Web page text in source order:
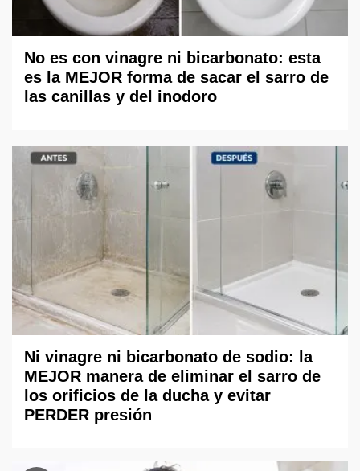
No es con vinagre ni bicarbonato: esta
es la MEJOR forma de sacar el sarro de
las canillas y del inodoro
Ni vinagre ni bicarbonato de sodio: la
MEJOR manera de eliminar el sarro de
los orificios de la ducha y evitar
PERDER presión